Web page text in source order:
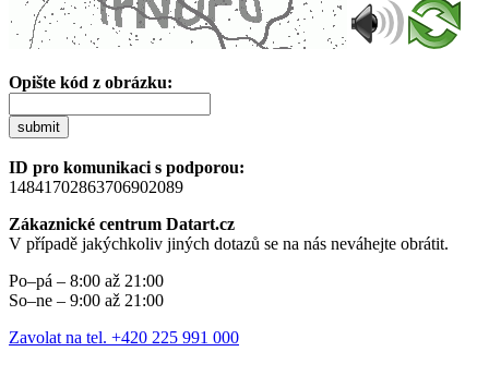
Opište kód z obrázku:
submit
ID pro komunikaci s podporou:
14841702863706902089
Zákaznické centrum Datart.cz
V případě jakýchkoliv jiných dotazů se na nás neváhejte obrátit.
Po–pá – 8:00 až 21:00
So–ne – 9:00 až 21:00
Zavolat na tel. +420 225 991 000